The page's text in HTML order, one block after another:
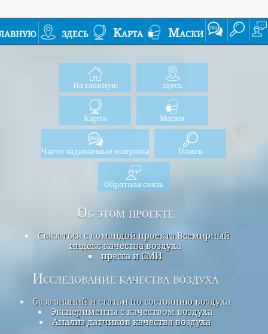
здесь Карта Маски
На главную здесь
Карта Маски
Часто задаваемые вопросы Поиск
Обратная связь
Об этом проекте
Связаться с командой проекта Всемирный
индекс качества воздуха
пресса и СМИ
Исследование качества воздуха
база знаний и статьи по состоянию воздуха
Эксперименты с качеством воздуха
Анализ датчиков качества воздуха